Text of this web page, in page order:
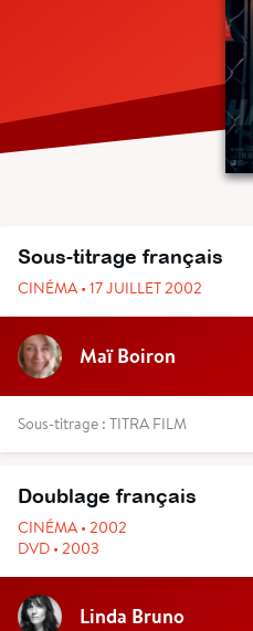
Sous-titrage français
CINÉMA • 17 JUILLET 2002
Maï Boiron
Sous-titrage : TITRA FILM
Doublage français
CINÉMA • 2002
DVD • 2003
Linda Bruno